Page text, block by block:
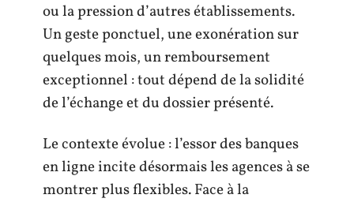
ou la pression d’autres établissements.
Un geste ponctuel, une exonération sur
quelques mois, un remboursement
exceptionnel : tout dépend de la solidité
de l’échange et du dossier présenté.
Le contexte évolue : l’essor des banques
en ligne incite désormais les agences à se
montrer plus flexibles. Face à la